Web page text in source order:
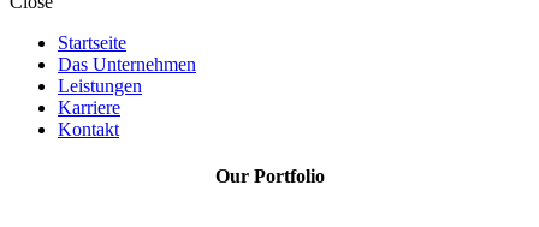
Startseite
Das Unternehmen
Leistungen
Karriere
Kontakt
Our Portfolio